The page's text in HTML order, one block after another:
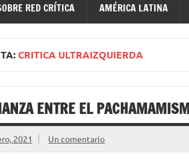
RED CRÍTICA AMÉRICA LATINA
CRITICA ULTRAIZQUIERDA
ENTRE EL
2021 Un comentario